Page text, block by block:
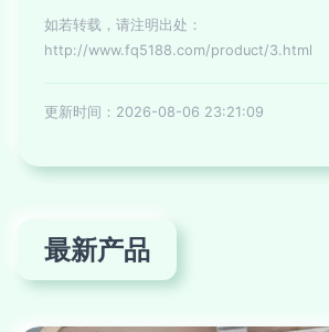
如若转载，请注明出处：
http://www.fq5188.com/product/3.html
更新时间：2026-08-06 23:21:09
最新产品